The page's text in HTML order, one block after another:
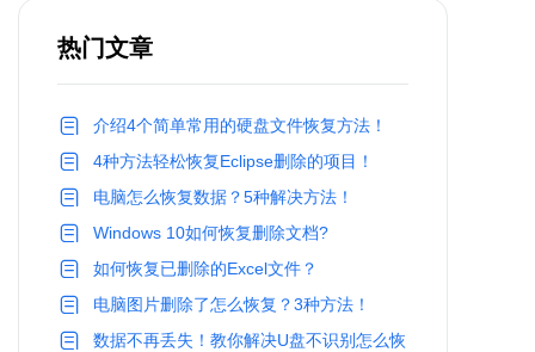
热门文章
介绍4个简单常用的硬盘文件恢复方法！
4种方法轻松恢复Eclipse删除的项目！
电脑怎么恢复数据？5种解决方法！
Windows 10如何恢复删除文档?
如何恢复已删除的Excel文件？
电脑图片删除了怎么恢复？3种方法！
数据不再丢失！教你解决U盘不识别怎么恢